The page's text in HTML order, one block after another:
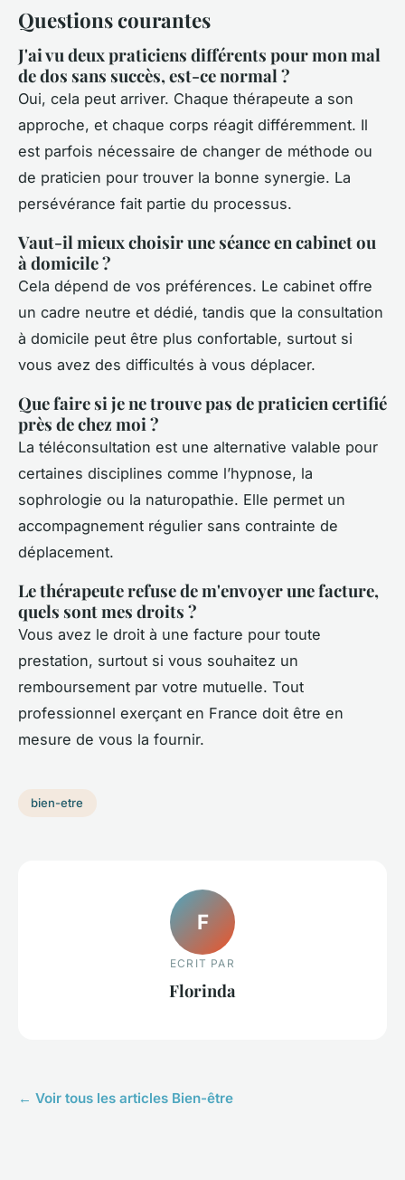
Questions courantes
J'ai vu deux praticiens différents pour mon mal
de dos sans succès, est-ce normal ?
Oui, cela peut arriver. Chaque thérapeute a son
approche, et chaque corps réagit différemment. Il
est parfois nécessaire de changer de méthode ou
de praticien pour trouver la bonne synergie. La
persévérance fait partie du processus.
Vaut-il mieux choisir une séance en cabinet ou
à domicile ?
Cela dépend de vos préférences. Le cabinet offre
un cadre neutre et dédié, tandis que la consultation
à domicile peut être plus confortable, surtout si
vous avez des difficultés à vous déplacer.
Que faire si je ne trouve pas de praticien certifié
près de chez moi ?
La téléconsultation est une alternative valable pour
certaines disciplines comme l’hypnose, la
sophrologie ou la naturopathie. Elle permet un
accompagnement régulier sans contrainte de
déplacement.
Le thérapeute refuse de m'envoyer une facture,
quels sont mes droits ?
Vous avez le droit à une facture pour toute
prestation, surtout si vous souhaitez un
remboursement par votre mutuelle. Tout
professionnel exerçant en France doit être en
mesure de vous la fournir.
bien-etre
F
ECRIT PAR
Florinda
← Voir tous les articles Bien-être